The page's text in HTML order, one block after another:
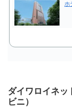
ホ
ダイワロイネッ
ビニ）